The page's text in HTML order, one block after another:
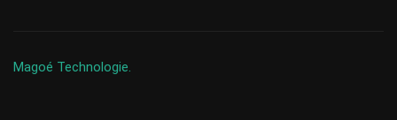
Magoé Technologie.